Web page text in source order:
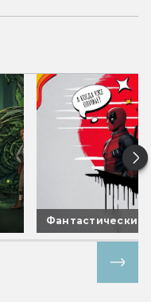
Фантастические